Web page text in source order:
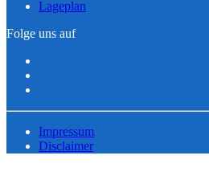
Lageplan
Folge uns auf
Impressum
Disclaimer